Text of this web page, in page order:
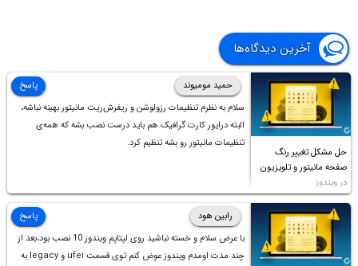
آخرین دیدگاه‌ها
حل مشکل تغییر رنگ
صفحه مانیتور و تلویزیون
در ویندوز
حمید مومیوند
سلام به نظرم تنظیمات رزولوشن و ریفرش‌ریت مانیتور بهینه نباشه،
البته درایور کارت گرافیک هم باید درست نصب بشه که همه‌ی
تنظیمات مانیتور رو بشه تنظیم کرد.
پاسخ
رابین هود
با عرض سلام و خسته نباشید روی لپتاپم ویندوز 10 نصب بود،بعد از
چند مدت اومدم ویندوز عوض کنم توی قسمت ufei و legacy به
پاسخ